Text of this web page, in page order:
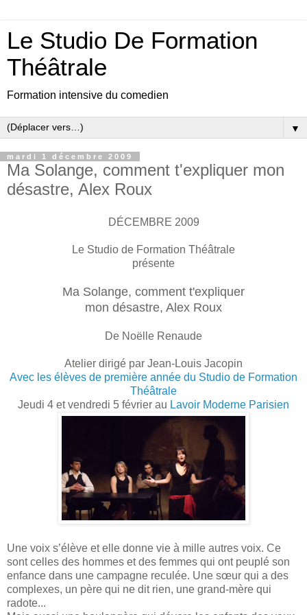
Le Studio De Formation
Théâtrale
Formation intensive du comedien
▼
mardi 1 décembre 2009
Ma Solange, comment t'expliquer mon
désastre, Alex Roux
DÉCEMBRE 2009
Le Studio de Formation Théâtrale
présente
Ma Solange, comment t'expliquer
mon désastre, Alex Roux
De Noëlle Renaude
Atelier dirigé par Jean-Louis Jacopin
Avec les élèves de première année du Studio de Formation
Théâtrale
Jeudi 4 et vendredi 5 février au Lavoir Moderne Parisien
Une voix s’élève et elle donne vie à mille autres voix. Ce
sont celles des hommes et des femmes qui ont peuplé son
enfance dans une campagne reculée. Une sœur qui a des
complexes, un père qui ne dit rien, une grand-mère qui
radote...